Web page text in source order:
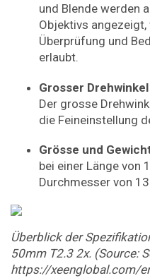
und Blende werden
Objektivs
Überprüfung und
erlaubt.
Grosser
Der grosse
die Feineinstellung
Grösse und
bei einer Länge von
Durchmesser von
Überblick der
50mm T2.3 2x. (Source:
https://xeenglobal.com/